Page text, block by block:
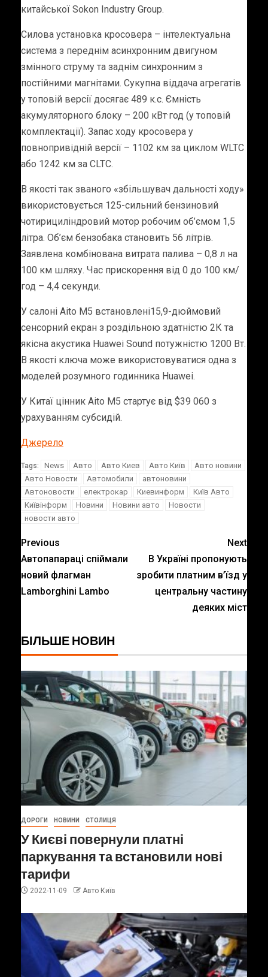
китайської Sokon Industry Group.
Силова установка кросовера – інтелектуальна
система з переднім асинхронним двигуном
змінного струму та заднім синхронним з
постійними магнітами. Сукупна віддача агрегатів
у топовій версії досягає 489 к.с. Ємність
акумуляторного блоку – 200 кВт·год (у топовій
комплектації). Запас ходу кросовера у
повнопривідній версії – 1102 км за циклом WLTC
або 1242 км за CLTC.
В якості так званого «збільшувач дальності ходу»
використовується 125-сильний бензиновий
чотирициліндровий мотор робочим об’ємом 1,5
літра. Об’єм бензобака становить 56 літрів.
Заявлена комбінована витрата палива – 0,8 л на
100 км шляху. Час прискорення від 0 до 100 км/
год – 4,4 секунди.
У салоні Aito M5 встановлені15,9-дюймовий
сенсорний екран з роздільною здатністю 2К та
якісна акустика Huawei Sound потужністю 1200 Вт.
В якості ключа може використовуватися одна з
моделей розумного годинника Huawei.
У Китаї цінник Aito M5 стартує від $39 060 з
урахуванням субсидій.
Джерело
Tags: News Авто Авто Киев Авто Київ
Авто новини
Авто Новости
Автомобили
автоновини
Автоновости
електрокар Киевинформ
Київ Авто
Київінформ
Новини Новини авто
Новости
новости авто
Previous
Автопапараці спіймали
новий флагман
Lamborghini Lambo
Next
В Україні пропонують
зробити платним в’їзд у
центральну частину
деяких міст
БІЛЬШЕ НОВИН
ДОРОГИ НОВИНИ СТОЛИЦЯ
У Києві повернули платні
паркування та встановили нові
тарифи
2022-11-09 Авто Київ